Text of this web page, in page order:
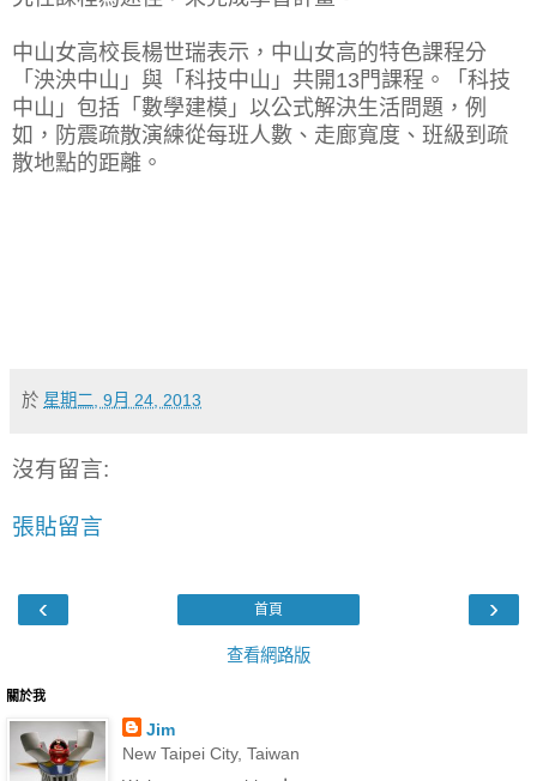
中山女高校長楊世瑞表示，中山女高的特色課程分
「泱泱中山」與「科技中山」共開13門課程。「科技
中山」包括「數學建模」以公式解決生活問題，例
如，防震疏散演練從每班人數、走廊寬度、班級到疏
散地點的距離。
於 星期二, 9月 24, 2013
沒有留言:
張貼留言
‹ ›
首頁
查看網路版
關於我
Jim
New Taipei City, Taiwan